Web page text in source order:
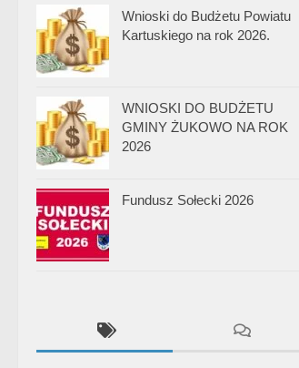
Wnioski do Budżetu Powiatu
Kartuskiego na rok 2026.
WNIOSKI DO BUDŻETU
GMINY ŻUKOWO NA ROK
2026
Fundusz Sołecki 2026